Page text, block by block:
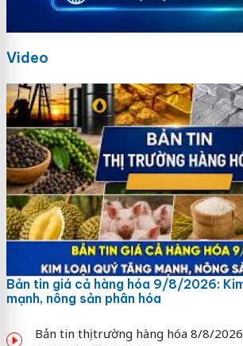
Video
Bản tin giá cả hàng hóa 9/8/2026:
mạnh, nông sản phân hóa
Bản tin thị trường hàng hóa 8/8/